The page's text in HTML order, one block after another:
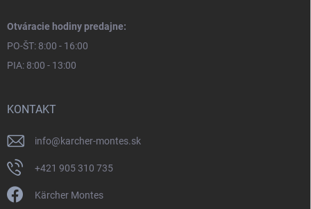
Otváracie hodiny predajne:
PO-ŠT: 8:00 - 16:00
PIA: 8:00 - 13:00
KONTAKT
info@karcher-montes.sk
+421 905 310 735
Kärcher Montes